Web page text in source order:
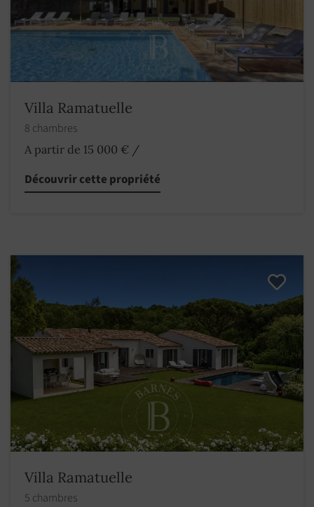
Villa Ramatuelle
8 chambres
A partir de 15 000 € /
Découvrir cette propriété
Villa Ramatuelle
5 chambres